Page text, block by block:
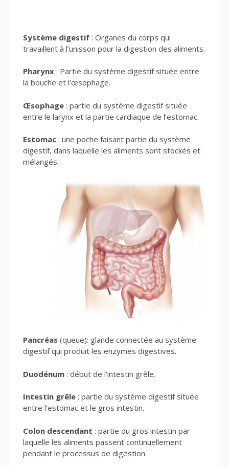
Système digestif : Organes du corps qui
travaillent à l’unisson pour la digestion des aliments.
Pharynx : Partie du système digestif située entre
la bouche et l’œsophage.
Œsophage : partie du système digestif située
entre le larynx et la partie cardiaque de l’estomac.
Estomac : une poche faisant partie du système
digestif, dans laquelle les aliments sont stockés et
mélangés.
Pancréas (queue): glande connectée au système
digestif qui produit les enzymes digestives.
Duodénum : début de l’intestin grêle.
Intestin grêle : partie du système digestif située
entre l’estomac et le gros intestin.
Colon descendant : partie du gros intestin par
laquelle les aliments passent continuellement
pendant le processus de digestion.